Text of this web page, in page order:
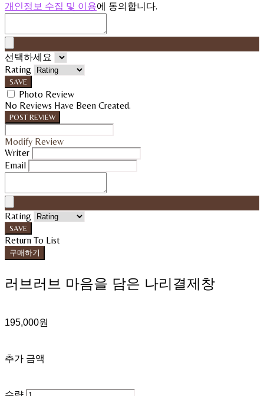
개인정보 수집 및 이용에 동의합니다.
선택하세요
Rating
SAVE
Photo Review
No Reviews Have Been Created.
POST REVIEW
Modify Review
Writer
Email
Rating
SAVE
Return To List
구매하기
러브러브 마음을 담은 나리결제창
195,000원
추가 금액